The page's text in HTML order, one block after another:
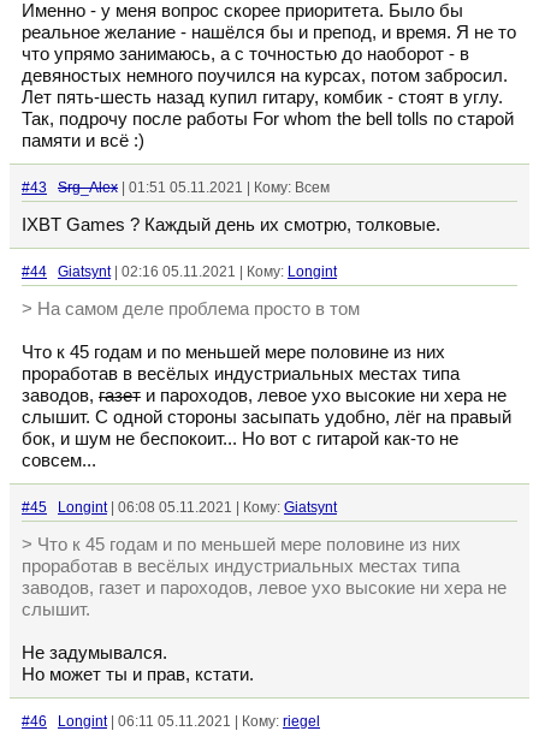
Именно - у меня вопрос скорее приоритета. Было бы
реальное желание - нашёлся бы и препод, и время. Я не то
что упрямо занимаюсь, а с точностью до наоборот - в
девяностых немного поучился на курсах, потом забросил.
Лет пять-шесть назад купил гитару, комбик - стоят в углу.
Так, подрочу после работы For whom the bell tolls по старой
памяти и всё :)
#43 Srg_Alex | 01:51 05.11.2021 | Кому: Всем
IXBT Games ? Каждый день их смотрю, толковые.
#44 Giatsynt| 02:16 05.11.2021 | Кому: Longint
> На самом деле проблема просто в том
Что к 45 годам и по меньшей мере половине из них
проработав в весёлых индустриальных местах типа
заводов, газет и пароходов, левое ухо высокие ни хера не
слышит. С одной стороны засыпать удобно, лёг на правый
бок, и шум не беспокоит... Но вот с гитарой как-то не
совсем...
#45 Longint| 06:08 05.11.2021 | Кому: Giatsynt
> Что к 45 годам и по меньшей мере половине из них
проработав в весёлых индустриальных местах типа
заводов, газет и пароходов, левое ухо высокие ни хера не
слышит.
Не задумывался.
Но может ты и прав, кстати.
#46 Longint| 06:11 05.11.2021 | Кому: riegel